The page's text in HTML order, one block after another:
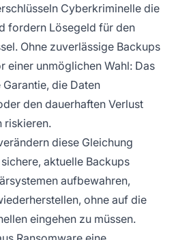
Cyberkriminelle die
fordern Lösegeld für den
Ohne zuverlässige Backups
einer unmöglichen Wahl: Das
die Daten
den dauerhaften Verlust
riskieren.
diese Gleichung
aktuelle Backups
aufbewahren,
ohne auf die
eingehen zu müssen.